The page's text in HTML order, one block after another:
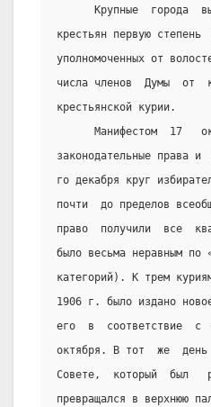
Крупные  города
крестьян первую
уполномоченных от
числа членов  Думы  от
крестьянской курии.
Манифестом  17
законодательные права
го декабря круг
почти  до пределов
право  получили  все
было весьма неравным по
категорий). К трем
1906 г. было издано
его  в  соответствие  с
октября. В тот  же  день
Совете,  который  был
превращался в верхнюю